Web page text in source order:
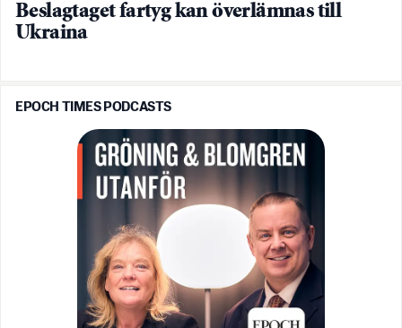
Beslagtaget fartyg kan överlämnas till
Ukraina
EPOCH TIMES PODCASTS